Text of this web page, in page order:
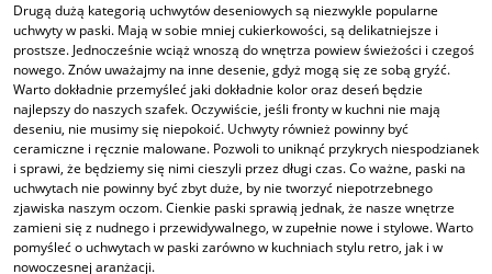
Drugą dużą kategorią uchwytów deseniowych są niezwykle popularne
uchwyty w paski. Mają w sobie mniej cukierkowości, są delikatniejsze i
prostsze. Jednocześnie wciąż wnoszą do wnętrza powiew świeżości i czegoś
nowego. Znów uważajmy na inne desenie, gdyż mogą się ze sobą gryźć.
Warto dokładnie przemyśleć jaki dokładnie kolor oraz deseń będzie
najlepszy do naszych szafek. Oczywiście, jeśli fronty w kuchni nie mają
deseniu, nie musimy się niepokoić. Uchwyty również powinny być
ceramiczne i ręcznie malowane. Pozwoli to uniknąć przykrych niespodzianek
i sprawi, że będziemy się nimi cieszyli przez długi czas. Co ważne, paski na
uchwytach nie powinny być zbyt duże, by nie tworzyć niepotrzebnego
zjawiska naszym oczom. Cienkie paski sprawią jednak, że nasze wnętrze
zamieni się z nudnego i przewidywalnego, w zupełnie nowe i stylowe. Warto
pomyśleć o uchwytach w paski zarówno w kuchniach stylu retro, jak i w
nowoczesnej aranżacji.